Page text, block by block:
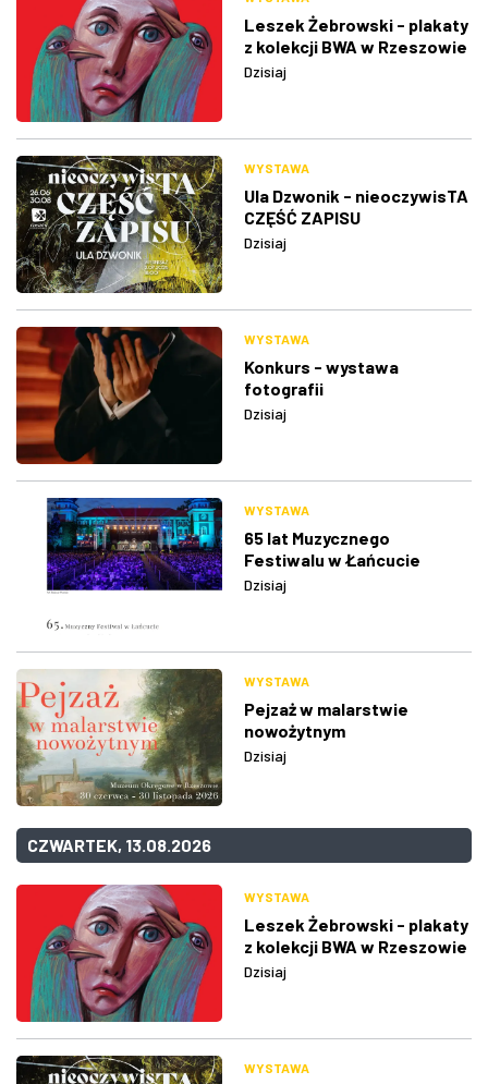
Leszek Żebrowski - plakaty
z kolekcji BWA w Rzeszowie
Dzisiaj
WYSTAWA
Ula Dzwonik - nieoczywisTA
CZĘŚĆ ZAPISU
Dzisiaj
WYSTAWA
Konkurs - wystawa
fotografii
Dzisiaj
WYSTAWA
65 lat Muzycznego
Festiwalu w Łańcucie
Dzisiaj
WYSTAWA
Pejzaż w malarstwie
nowożytnym
Dzisiaj
CZWARTEK, 13.08.2026
WYSTAWA
Leszek Żebrowski - plakaty
z kolekcji BWA w Rzeszowie
Dzisiaj
WYSTAWA